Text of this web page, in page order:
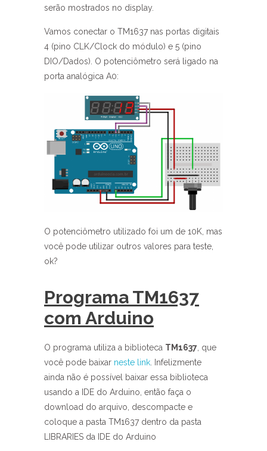
serão mostrados no display.
Vamos conectar o TM1637 nas portas digitais
4 (pino CLK/Clock do módulo) e 5 (pino
DIO/Dados). O potenciômetro será ligado na
porta analógica A0:
O potenciômetro utilizado foi um de 10K, mas
você pode utilizar outros valores para teste,
ok?
Programa TM1637
com Arduino
O programa utiliza a biblioteca TM1637 , que
você pode baixar neste link . Infelizmente
ainda não é possível baixar essa biblioteca
usando a IDE do Arduino, então faça o
download do arquivo, descompacte e
coloque a pasta TM1637 dentro da pasta
LIBRARIES da IDE do Arduino